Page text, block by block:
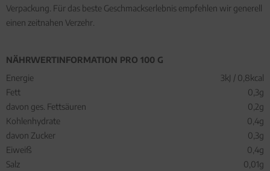
Verpackung. Für das beste Geschmackserlebnis empfehlen wir generell
einen zeitnahen Verzehr.
NÄHRWERTINFORMATION PRO 100 G
Energie
3kJ / 0,8kcal
Fett
0,3g
davon ges. Fettsäuren
0,2g
Kohlenhydrate
0,4g
davon Zucker
0,3g
Eiweiß
0,4g
Salz
0,01g